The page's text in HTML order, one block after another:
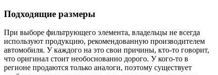
Подходящие размеры
При выборе фильтрующего элемента, владельцы не всегда
используют продукцию, рекомендованную производителем
автомобиля. У каждого на это свои причины, кто-то говорит,
что оригинал стоит необоснованно дорого. У кого-то в
регионе продаются только аналоги, поэтому существует